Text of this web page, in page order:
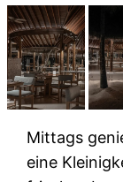
Mittags
eine